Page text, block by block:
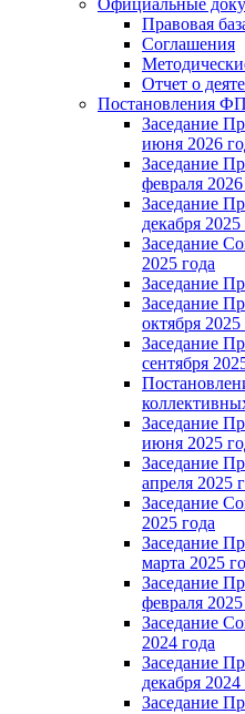
Правовая
Соглашения
Отчет о
Постановления
Заседание
июня 2026
Заседание
февраля 2026
Заседание
декабря 2025
Заседание
2025 года
Заседание
Заседание
октября 2025
Заседание
сентября
Заседание
июня 2025
Заседание
апреля 2025
Заседание
2025 года
Заседание
марта 2025
Заседание
февраля 2025
Заседание
2024 года
Заседание
декабря 2024
Заседание